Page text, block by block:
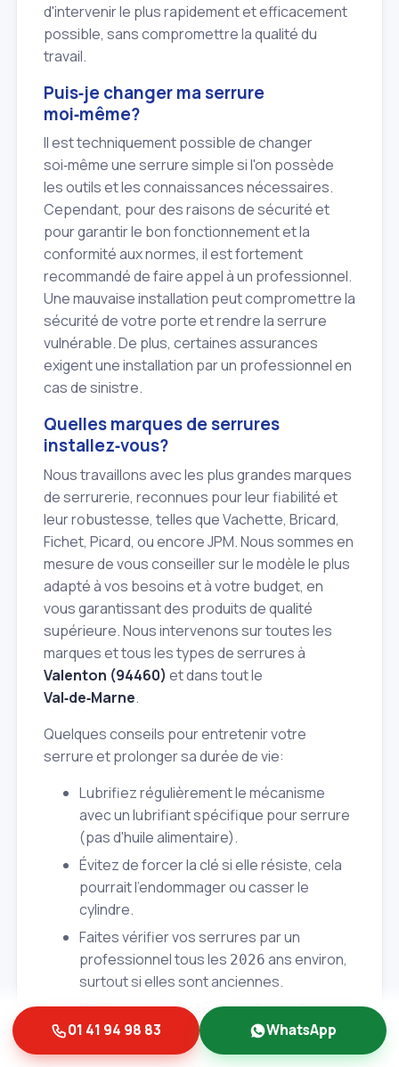
d'intervenir le plus rapidement et efficacement
possible, sans compromettre la qualité du
travail.
Puis‑je changer ma serrure
moi‑même?
Il est techniquement possible de changer
soi‑même une serrure simple si l'on possède
les outils et les connaissances nécessaires.
Cependant, pour des raisons de sécurité et
pour garantir le bon fonctionnement et la
conformité aux normes, il est fortement
recommandé de faire appel à un professionnel.
Une mauvaise installation peut compromettre la
sécurité de votre porte et rendre la serrure
vulnérable. De plus, certaines assurances
exigent une installation par un professionnel en
cas de sinistre.
Quelles marques de serrures
installez‑vous?
Nous travaillons avec les plus grandes marques
de serrurerie, reconnues pour leur fiabilité et
leur robustesse, telles que Vachette, Bricard,
Fichet, Picard, ou encore JPM. Nous sommes en
mesure de vous conseiller sur le modèle le plus
adapté à vos besoins et à votre budget, en
vous garantissant des produits de qualité
supérieure. Nous intervenons sur toutes les
marques et tous les types de serrures à
Valenton (94460) et dans tout le
Val‑de‑Marne.
Quelques conseils pour entretenir votre
serrure et prolonger sa durée de vie:
Lubrifiez régulièrement le mécanisme
avec un lubrifiant spécifique pour serrure
(pas d'huile alimentaire).
Évitez de forcer la clé si elle résiste, cela
pourrait l'endommager ou casser le
cylindre.
Faites vérifier vos serrures par un
professionnel tous les 2026 ans environ,
surtout si elles sont anciennes.
Nettoyez les entrées de clé pour éviter
l'accumulation de saleté.
01 41 94 98 83 WhatsApp